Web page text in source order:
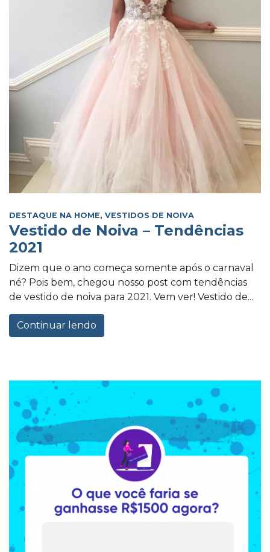
DESTAQUE NA HOME, VESTIDOS DE NOIVA
Vestido de Noiva – Tendências
2021
Dizem que o ano começa somente após o carnaval
né? Pois bem, chegou nosso post com tendências
de vestido de noiva para 2021. Vem ver! Vestido de...
Continuar lendo